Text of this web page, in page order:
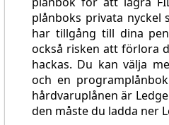
plånboks privata nyckel
har tillgång till dina
också risken att förlora
hackas. Du kan välja
och en
hårdvaruplånen är
den måste du ladda ner